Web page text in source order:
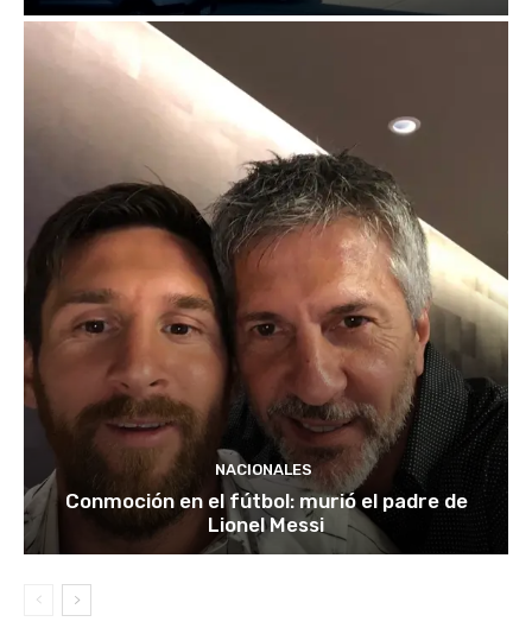
NACIONALES
Conmoción en el fútbol: murió el padre de
Lionel Messi